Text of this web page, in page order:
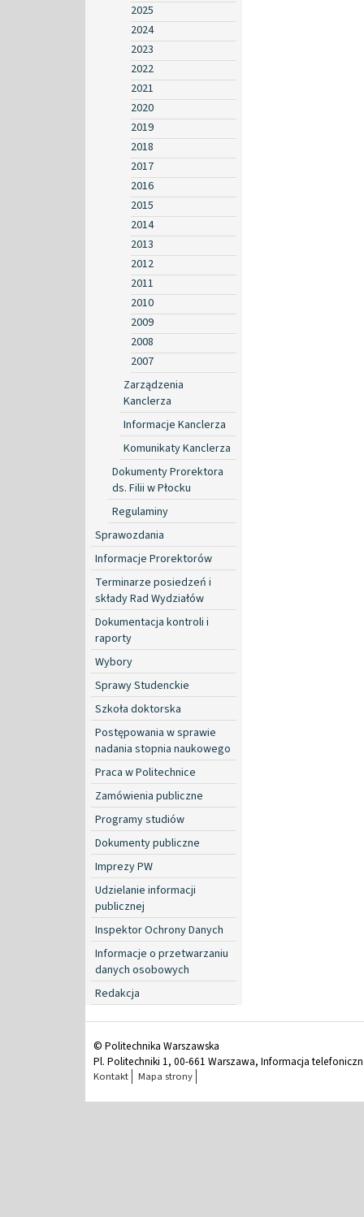
2025
2024
2023
2022
2021
2020
2019
2018
2017
2016
2015
2014
2013
2012
2011
2010
2009
2008
2007
Zarządzenia
Kanclerza
Informacje Kanclerza
Komunikaty Kanclerza
Dokumenty Prorektora
ds. Filii w Płocku
Regulaminy
Sprawozdania
Informacje Prorektorów
Terminarze posiedzeń i
składy Rad Wydziałów
Dokumentacja kontroli i
raporty
Wybory
Sprawy Studenckie
Szkoła doktorska
Postępowania w sprawie
nadania stopnia naukowego
Praca w Politechnice
Zamówienia publiczne
Programy studiów
Dokumenty publiczne
Imprezy PW
Udzielanie informacji
publicznej
Inspektor Ochrony Danych
Informacje o przetwarzaniu
danych osobowych
Redakcja
© Politechnika Warszawska
Pl. Politechniki 1, 00-661 Warszawa, Informacja
Kontakt Mapa strony